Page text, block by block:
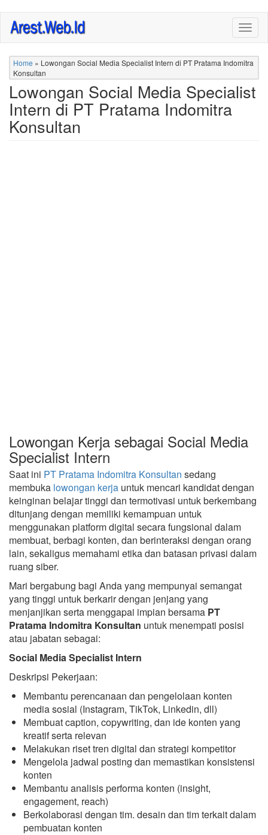
Skip
main
content
Home » Lowongan Social Media Specialist Intern di PT Pratama Indomitra
Konsultan
Lowongan Social Media Specialist
Intern di PT Pratama Indomitra
Konsultan
Lowongan Kerja sebagai Social Media
Specialist Intern
Saat ini PT Pratama Indomitra Konsultan sedang
membuka lowongan kerja untuk mencari kandidat dengan
keinginan belajar tinggi dan termotivasi untuk berkembang
ditunjang dengan memiliki kemampuan untuk
menggunakan platform digital secara fungsional dalam
membuat, berbagi konten, dan berinteraksi dengan orang
lain, sekaligus memahami etika dan batasan privasi dalam
ruang siber.
Mari bergabung bagi Anda yang mempunyai semangat
yang tinggi untuk berkarir dengan jenjang yang
menjanjikan serta menggapai impian bersama PT
Pratama Indomitra Konsultan untuk menempati posisi
atau jabatan sebagai:
Social Media Specialist Intern
Deskripsi Pekerjaan:
Membantu perencanaan dan pengelolaan konten
media sosial (Instagram, TikTok, Linkedin, dll)
Membuat caption, copywriting, dan ide konten yang
kreatif serta relevan
Melakukan riset tren digital dan strategi kompetitor
Mengelola jadwal posting dan memastikan konsistensi
konten
Membantu analisis performa konten (insight,
engagement, reach)
Berkolaborasi dengan tim. desain dan tim terkait dalam
pembuatan konten